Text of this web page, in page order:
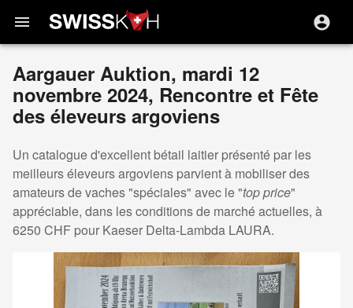
menu
Aargauer Auktion, mardi 12
novembre 2024, Rencontre et Fête
des éleveurs argoviens
Un catalogue d'excellent bétail laitier présenté par les
meilleurs éleveurs argoviens parvient à mobiliser des
amateurs de vaches "spéciales" avec le "top price"
appréciable, dans les conditions de marché actuelles, à
6250 CHF pour Kaeser Delta-Lambda LAURA.